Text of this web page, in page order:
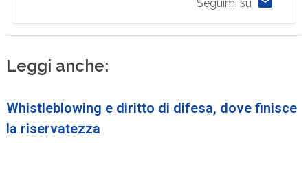
Seguimi su
Leggi anche:
Whistleblowing e diritto di difesa, dove finisce
la riservatezza